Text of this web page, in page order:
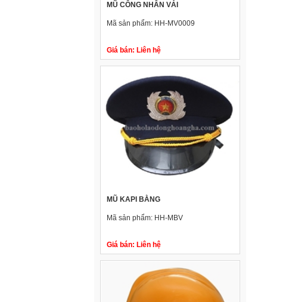
MŨ CÔNG NHÂN VẢI
Mã sản phẩm: HH-MV0009
Giá bán: Liên hệ
MŨ KAPI BẰNG
Mã sản phẩm: HH-MBV
Giá bán: Liên hệ